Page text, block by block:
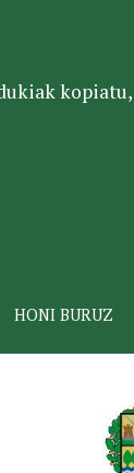
HONI BURUZ